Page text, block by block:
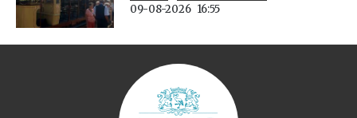
09-08-2026 16:55